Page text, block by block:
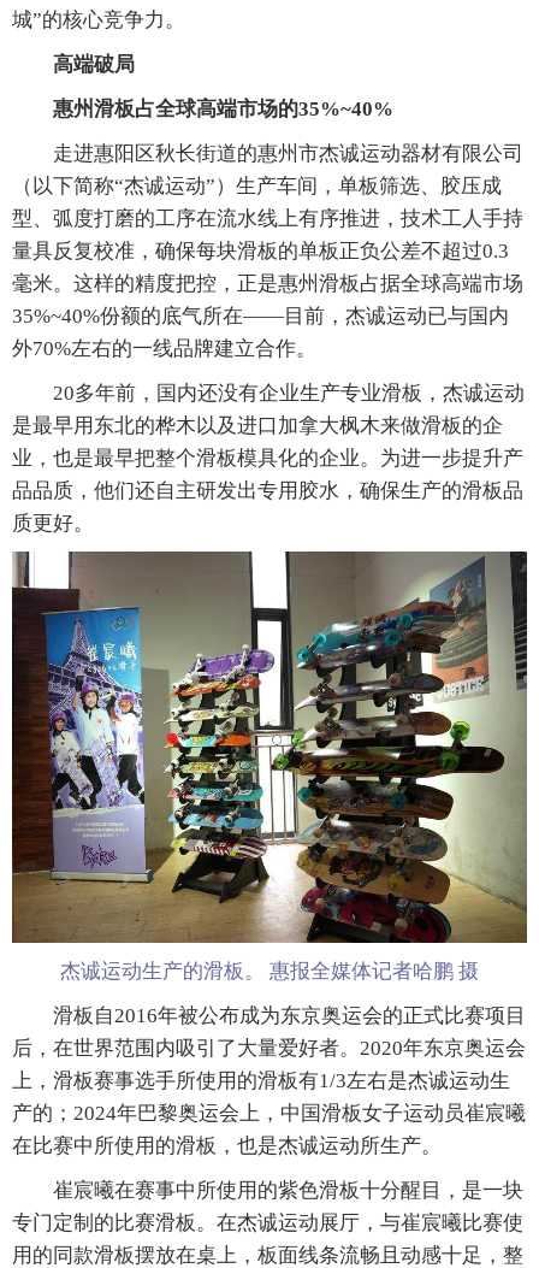
城”的核心竞争力。
高端破局
惠州滑板占全球高端市场的35%~40%
走进惠阳区秋长街道的惠州市杰诚运动器材有限公司
（以下简称“杰诚运动”）生产车间，单板筛选、胶压成
型、弧度打磨的工序在流水线上有序推进，技术工人手持
量具反复校准，确保每块滑板的单板正负公差不超过0.3
毫米。这样的精度把控，正是惠州滑板占据全球高端市场
35%~40%份额的底气所在——目前，杰诚运动已与国内
外70%左右的一线品牌建立合作。
20多年前，国内还没有企业生产专业滑板，杰诚运动
是最早用东北的桦木以及进口加拿大枫木来做滑板的企
业，也是最早把整个滑板模具化的企业。为进一步提升产
品品质，他们还自主研发出专用胶水，确保生产的滑板品
质更好。
杰诚运动生产的滑板。 惠报全媒体记者哈鹏 摄
滑板自2016年被公布成为东京奥运会的正式比赛项目
后，在世界范围内吸引了大量爱好者。2020年东京奥运会
上，滑板赛事选手所使用的滑板有1/3左右是杰诚运动生
产的；2024年巴黎奥运会上，中国滑板女子运动员崔宸曦
在比赛中所使用的滑板，也是杰诚运动所生产。
崔宸曦在赛事中所使用的紫色滑板十分醒目，是一块
专门定制的比赛滑板。在杰诚运动展厅，与崔宸曦比赛使
用的同款滑板摆放在桌上，板面线条流畅且动感十足，整